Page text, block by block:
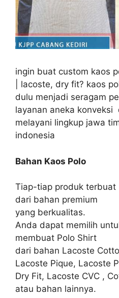
ingin buat custom kaos
| lacoste, dry fit? kaos
dulu menjadi seragam
layanan aneka konveksi
melayani lingkup jawa
indonesia
Bahan Kaos Polo
Tiap-tiap produk terbuat
dari bahan premium
yang berkualitas.
Anda dapat memilih
membuat Polo Shirt
dari bahan Lacoste
Lacoste Pique, Lacoste
Dry Fit, Lacoste CVC ,
atau bahan lainnya.